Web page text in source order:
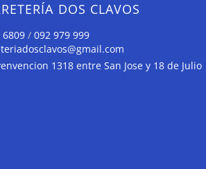
DOS CLAVOS
6809 /092 979 999
1318 entre San Jose y 18 de Julio